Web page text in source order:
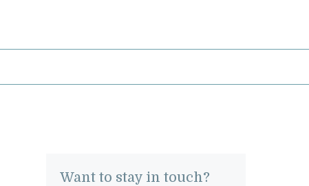
Want to stay in touch?